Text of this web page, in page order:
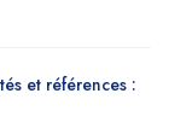
et références :